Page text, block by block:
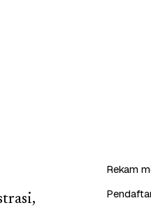
Rekam